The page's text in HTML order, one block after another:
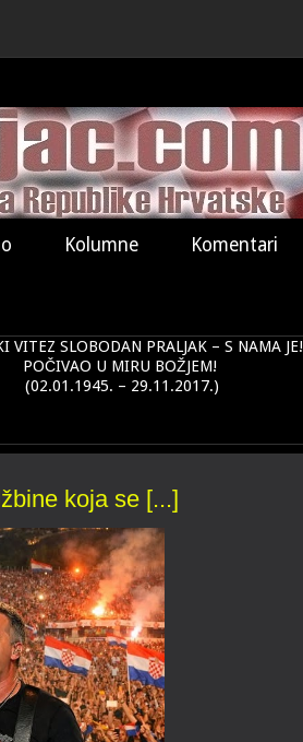
Kolumne Komentari
VITEZ SLOBODAN PRALJAK – S NAMA JE!
POČIVAO U MIRU BOŽJEM!
(02.01.1945. – 29.11.2017.)
koja se [...]
političkih zatvorenika?